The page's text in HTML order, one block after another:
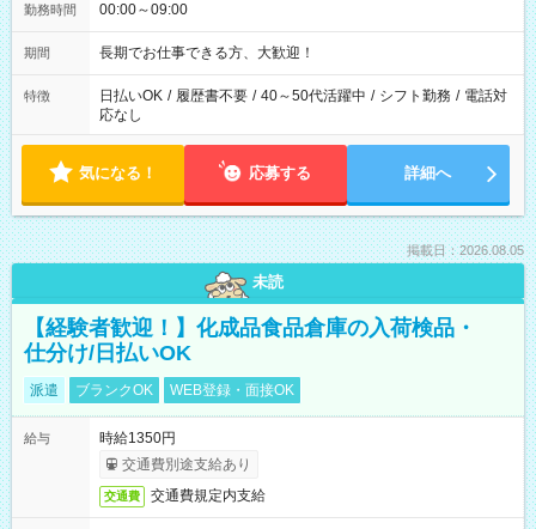
勤務時間 00:00～09:00
期間 長期でお仕事できる方、大歓迎！
特徴 日払いOK / 履歴書不要 / 40～50代活躍中 / シフト勤務 / 電話対
応なし
気になる！ 応募する 詳細へ
掲載日：2026.08.05
未読
【経験者歓迎！】化成品食品倉庫の入荷検品・
仕分け/日払いOK
派遣 ブランクOK WEB登録・面接OK
給与
時給1350円
交通費別途支給あり
交通費 交通費規定内支給